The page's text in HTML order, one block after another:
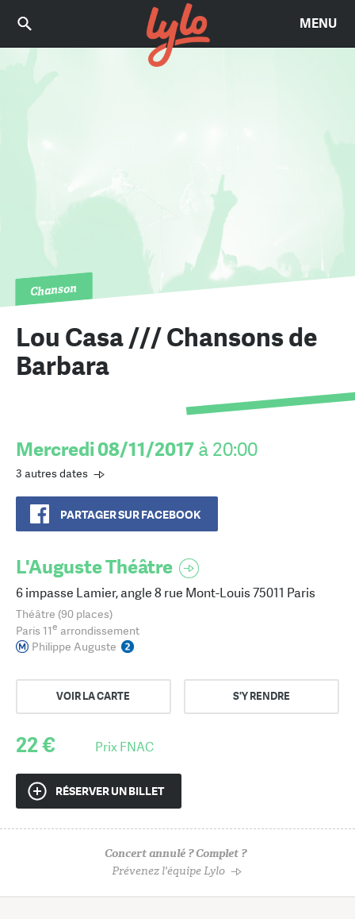
MENU
Chanson
Lou Casa /// Chansons de
Barbara
Mercredi 08/11/2017 à 20:00
3 autres dates
PARTAGER SUR FACEBOOK
L'Auguste Théâtre
6 impasse Lamier, angle 8 rue Mont-Louis 75011 Paris
Théâtre (90 places)
Paris 11e arrondissement
Philippe Auguste
VOIR LA CARTE S'Y RENDRE
22 € Prix FNAC
RÉSERVER UN BILLET
Concert annulé ? Complet ?
Prévenez l'équipe Lylo